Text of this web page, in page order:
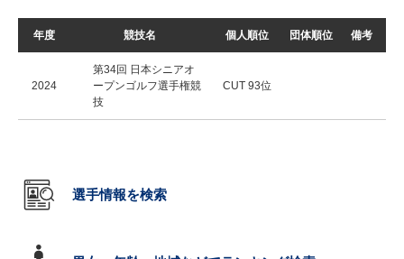
年度 競技名 個人順位 団体順位 備考
2024
第34回 日本シニアオ
ープンゴルフ選手権競
技
CUT 93位
選手情報を検索